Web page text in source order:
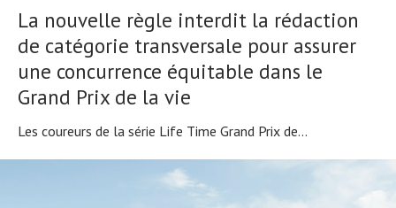
La nouvelle règle interdit la rédaction
de catégorie transversale pour assurer
une concurrence équitable dans le
Grand Prix de la vie
Les coureurs de la série Life Time Grand Prix de...